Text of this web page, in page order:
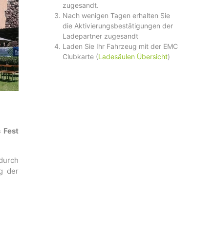
Fest
der
zugesandt.
Nach wenigen Tagen erhalten Sie
die Aktivierungsbestätigungen der
Ladepartner zugesandt
Laden Sie Ihr Fahrzeug mit der EMC
Clubkarte (Ladesäulen Übersicht)